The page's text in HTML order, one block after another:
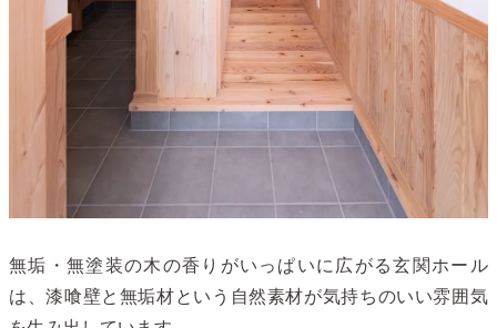
無垢・無塗装の木の香りがいっぱいに広がる玄関ホール
は、漆喰壁と無垢材という自然素材が気持ちのいい雰囲気